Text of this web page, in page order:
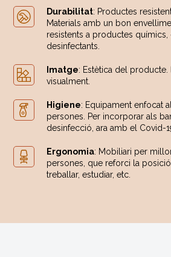
Durabilitat: Productes
Materials amb un bon
resistents a productes
desinfectants.
Imatge: Estètica del
visualment.
Higiene: Equipament enfocat
persones. Per incorporar als
desinfecció, ara amb el Covid-
Ergonomia: Mobiliari per
persones, que reforci la
treballar, estudiar, etc.